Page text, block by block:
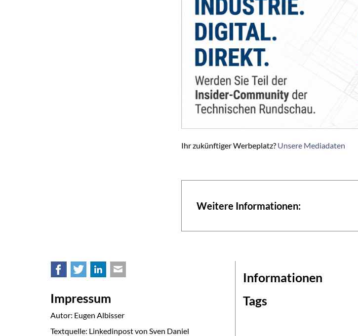
Ihr zukünftiger Werbeplatz? Unsere Mediadaten
Weitere Informationen:
Facebook
TwitterLinkedInE-mail
Impressum
Autor: Eugen Albisser
Textquelle: Linkedinpost von Sven Daniel
Informationen
Tags